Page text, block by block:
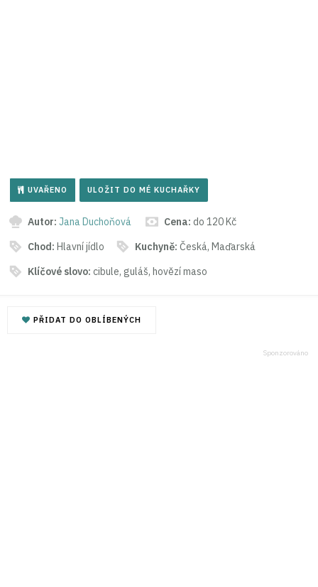
UVAŘENO ULOŽIT DO MÉ KUCHAŘKY
Autor:Jana Duchoňová Cena:do 120 Kč
Chod:Hlavní jídlo Kuchyně:Česká, Maďarská
Klíčové slovo: cibule, guláš, hovězí maso
PŘIDAT DO OBLÍBENÝCH